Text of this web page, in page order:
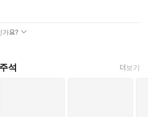
선택함으로 이 의미를 성문화했으며, 그 이
기록된 것이 아니라 지난 수세기 동안 우리
일에 진전을 이루는 데 공헌해 왔던 많은 학
가요?
석 더보기